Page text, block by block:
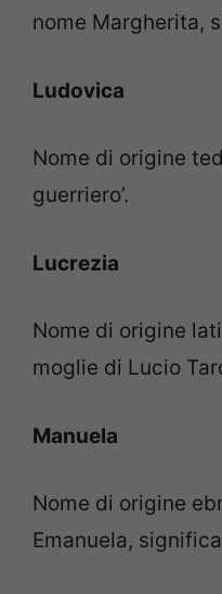
nome Margherita,
Ludovica
Nome di origine
guerriero’.
Lucrezia
Nome di origine
moglie di Lucio
Manuela
Nome di origine
Emanuela, significa